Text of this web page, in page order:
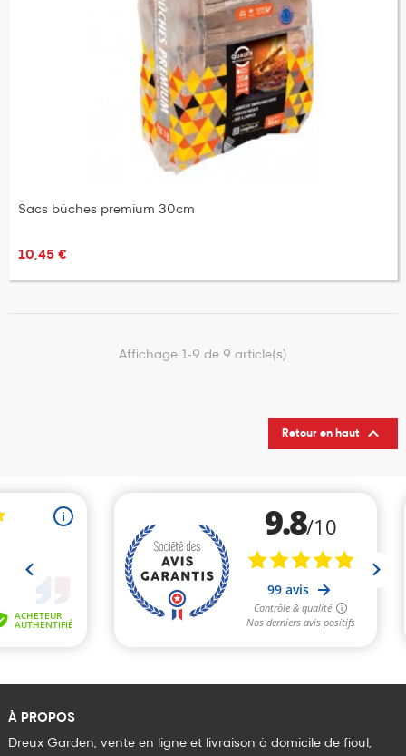
Sacs bûches premium 30cm
10,45 €
Affichage 1-9 de 9 article(s)
Retour en haut 
À PROPOS
Dreux Garden, vente en ligne et livraison à domicile de fioul,